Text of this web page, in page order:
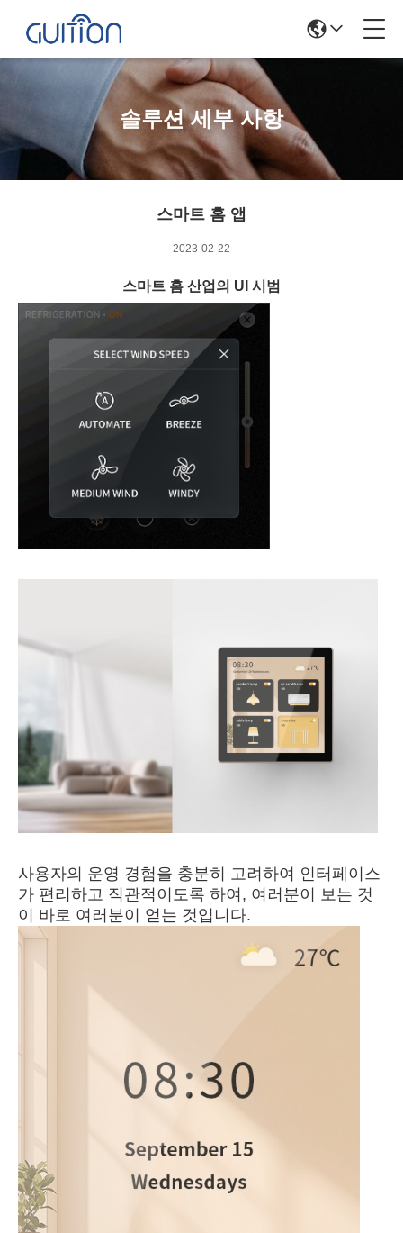
솔루션 세부 사항
스마트 홈 앱
2023-02-22
스마트 홈 산업의 UI 시범
사용자의 운영 경험을 충분히 고려하여 인터페이스
가 편리하고 직관적이도록 하여, 여러분이 보는 것
이 바로 여러분이 얻는 것입니다.